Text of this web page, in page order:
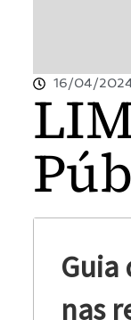
16/04/
nas